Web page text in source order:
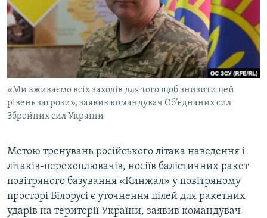
ДЕПОРТАЦІЯ
ВІДЕОУРОКИ «ELIFBE»
СВІДЧЕННЯ ОКУПАЦІЇ
УКРАЇНСЬКА ПРОБЛЕМА КРИМУ
ІНФОГРАФІКА
ЯК ОБІЙТИ БЛОКУВАННЯ
Русский
Qırımtatar
ДОЛУЧАЙСЯ!
Усі сайти RFE/RL
«Ми вживаємо всіх заходів для того щоб знизити цей
рівень загрози», заявив командувач Об’єднаних сил
Збройних сил України
Метою тренувань російського літака наведення і
літаків-перехоплювачів, носіїв балістичних ракет
повітряного базування «Кинжал» у повітряному
просторі Білорусі є уточнення цілей для ракетних
ударів на території України, заявив командувач